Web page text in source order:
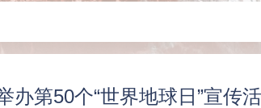
办第50个“世界地球日”宣传